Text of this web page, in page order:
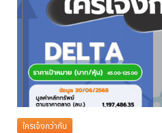
ใครเจ๋งกว่ากัน